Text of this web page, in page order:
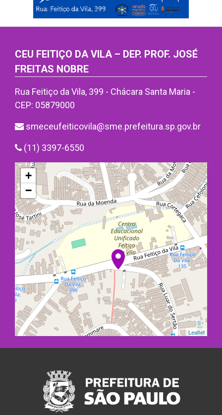
CEU FEITIÇO DA VILA – DEP. PROF. JOSÉ
FREITAS NOBRE
Rua Feitiço da Vila, 399 - Chácara Santa Maria -
CEP: 05879000
smeceufeiticovila@sme.prefeitura.sp.gov.br
(11) 3397-6550
+
−
Leaflet